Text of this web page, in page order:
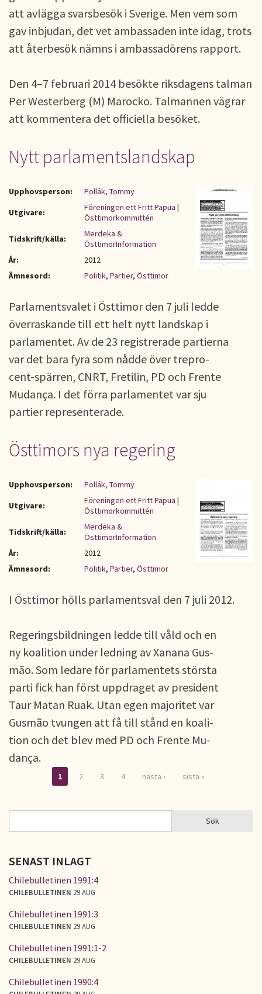
att avlägga svarsbesök i Sverige. Men vem som
gav inbjudan, det vet ambassaden inte idag, trots
att återbesök nämns i ambassadörens rapport.
Den 4–7 februari 2014 besökte riksdagens talman
Per Westerberg (M) Marocko. Talmannen vägrar
att kommentera det officiella besöket.
Nytt parlamentslandskap
Upphovsperson:
Pollák, Tommy
Utgivare:
Föreningen ett Fritt Papua |
Östtimorkommittén
Tidskrift/källa:
Merdeka &
ÖsttimorInformation
År:
2012
Ämnesord:
Politik, Partier, Östtimor
Parlamentsvalet i Östtimor den 7 juli ledde
överraskande till ett helt nytt landskap i
parlamentet. Av de 23 registrerade partierna
var det bara fyra som nådde över trepro-
cent-spärren, CNRT, Fretilin, PD och Frente
Mudança. I det förra parlamentet var sju
partier representerade.
Östtimors nya regering
Upphovsperson:
Pollák, Tommy
Utgivare:
Föreningen ett Fritt Papua |
Östtimorkommittén
Tidskrift/källa:
Merdeka &
ÖsttimorInformation
År:
2012
Ämnesord:
Politik, Partier, Östtimor
I Östtimor hölls parlamentsval den 7 juli 2012.
Regeringsbildningen ledde till våld och en
ny koalition under ledning av Xanana Gus-
mão. Som ledare för parlamentets största
parti fick han först uppdraget av president
Taur Matan Ruak. Utan egen majoritet var
Gusmão tvungen att få till stånd en koali-
tion och det blev med PD och Frente Mu-
dança.
Sidor
1 2 3 4 nästa › sista »
SÖKFORMULÄR Sök
SENAST INLAGT
Chilebulletinen 1991:4
CHILEBULLETINEN 29 AUG
Chilebulletinen 1991:3
CHILEBULLETINEN 29 AUG
Chilebulletinen 1991:1-2
CHILEBULLETINEN 29 AUG
Chilebulletinen 1990:4